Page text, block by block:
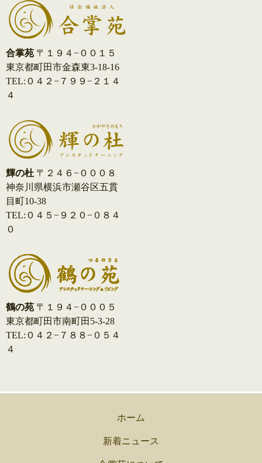
合掌苑 〒１９４−００１５
東京都町田市金森東3-18-16
TEL:０４２−７９９−２１４
４
輝の杜 〒２４６−０００８
神奈川県横浜市瀬谷区五貫
目町10-38
TEL:０４５−９２０−０８４
０
鶴の苑 〒１９４−０００５
東京都町田市南町田5-3-28
TEL:０４２−７８８−０５４
４
ホーム
新着ニュース